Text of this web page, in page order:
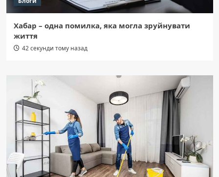
Хабар – одна помилка, яка могла зруйнувати
життя
42 секунди тому назад